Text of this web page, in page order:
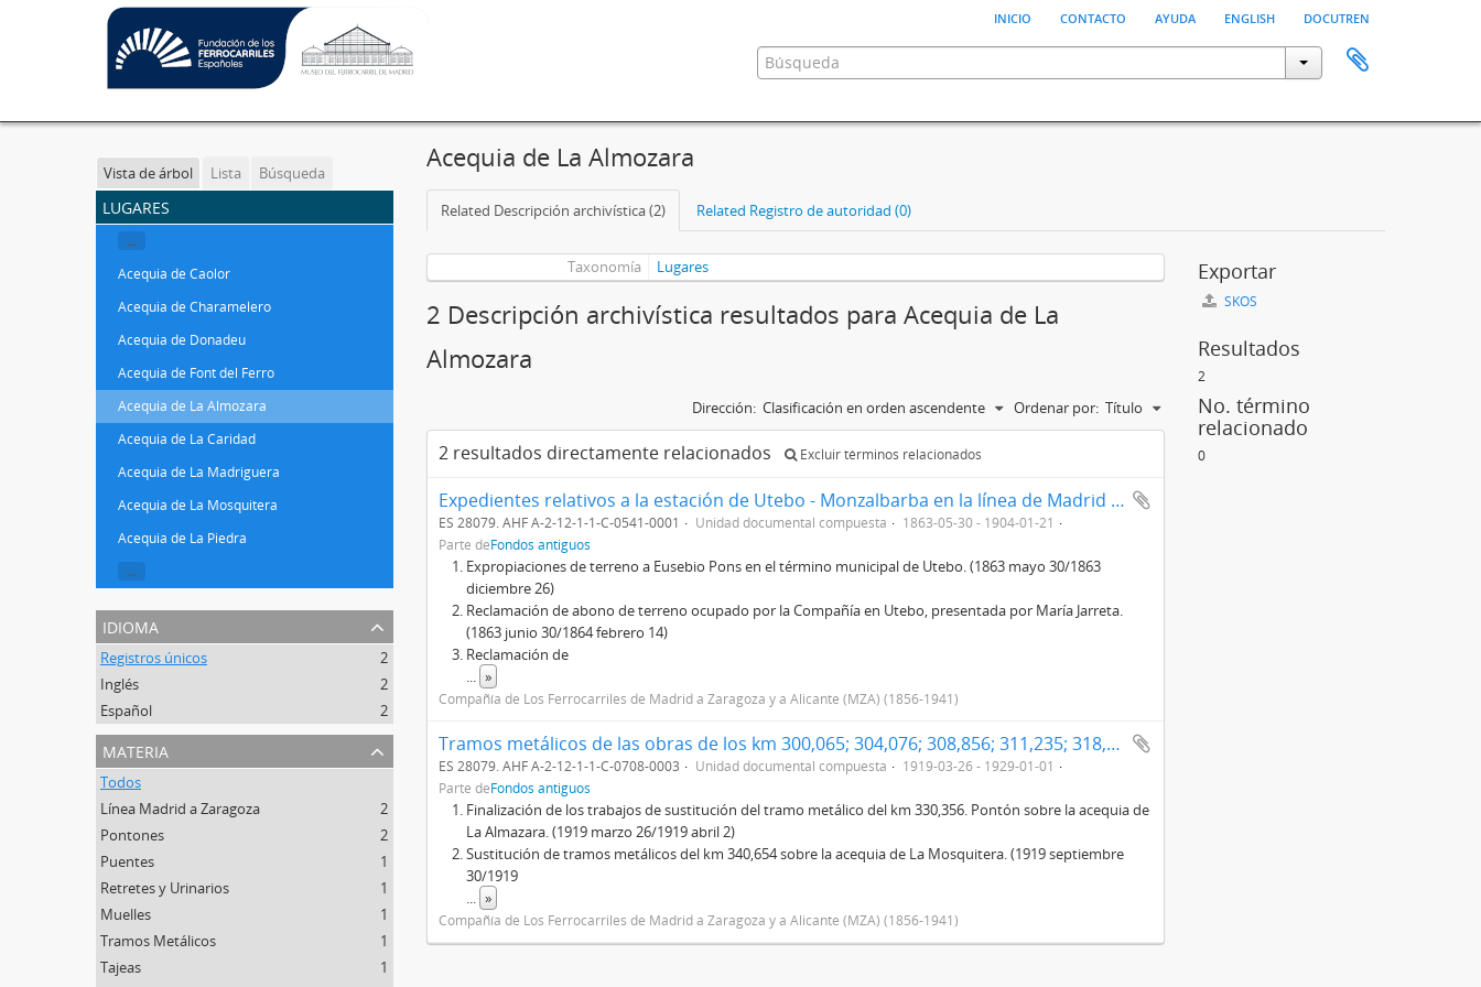
inicio contacto ayuda english docutren
Vista de árbol Lista Búsqueda
lugares
...
Acequia de Caolor
Acequia de Charamelero
Acequia de Donadeu
Acequia de Font del Ferro
Acequia de La Almozara
Acequia de La Caridad
Acequia de La Madriguera
Acequia de La Mosquitera
Acequia de La Piedra
...
idioma
Registros únicos
2
Inglés
2
Español
2
materia
Todos
Línea Madrid a Zaragoza
2
Pontones
2
Puentes
1
Retretes y Urinarios
1
Muelles
1
Tramos Metálicos
1
Tajeas
1
Acequia de La Almozara
Related Descripción archivística (2) Related Registro de autoridad (0)
Taxonomía Lugares
2 Descripción archivística resultados para Acequia de La
Almozara
Ordenar por: Título
Dirección: Clasificación en orden ascendente
2 resultados directamente relacionados Excluir términos relacionados
Expedientes relativos a la estación de Utebo - Monzalbarba en la línea de Madrid a Zaragoza
ES 28079. AHF A-2-12-1-1-C-0541-0001 Unidad documental compuesta
1863-05-30 - 1904-01-21
Parte deFondos antiguos
Expropiaciones de terreno a Eusebio Pons en el término municipal de Utebo. (1863 mayo 30/1863
diciembre 26)
Reclamación de abono de terreno ocupado por la Compañía en Utebo, presentada por María Jarreta.
(1863 junio 30/1864 febrero 14)
Reclamación de
... »
Compañía de Los Ferrocarriles de Madrid a Zaragoza y a Alicante (MZA) (1856-1941)
Tramos metálicos de las obras de los km 300,065; 304,076; 308,856; 311,235; 318,613; 330,356 y 340,654 en la línea Madrid a Zaragoza
ES 28079. AHF A-2-12-1-1-C-0708-0003 Unidad documental compuesta
1919-03-26 - 1929-01-01
Parte deFondos antiguos
Finalización de los trabajos de sustitución del tramo metálico del km 330,356. Pontón sobre la acequia de
La Almazara. (1919 marzo 26/1919 abril 2)
Sustitución de tramos metálicos del km 340,654 sobre la acequia de La Mosquitera. (1919 septiembre
30/1919
... »
Compañía de Los Ferrocarriles de Madrid a Zaragoza y a Alicante (MZA) (1856-1941)
Exportar
SKOS
Resultados
2
No. término
relacionado
0